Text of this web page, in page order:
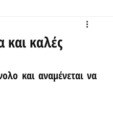
και καλές
και αναμένεται να